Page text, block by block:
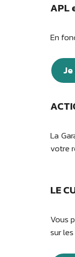
APL
En
La
votre
LE
Vous
sur